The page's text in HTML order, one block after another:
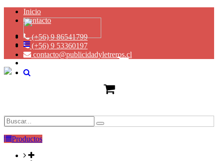
Inicio
Contacto
(+56) 9 86541799
(+56) 9 53360197
contacto@publicidadyletreros.cl
Productos